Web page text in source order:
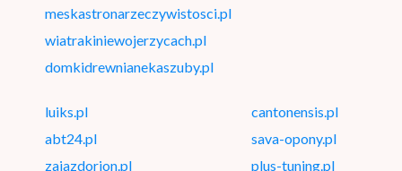
meskastronarzeczywistosci.pl
wiatrakiniewojerzycach.pl
domkidrewnianekaszuby.pl
luiks.pl
abt24.pl
zajazdorion.pl
cantonensis.pl
sava-opony.pl
plus-tuning.pl